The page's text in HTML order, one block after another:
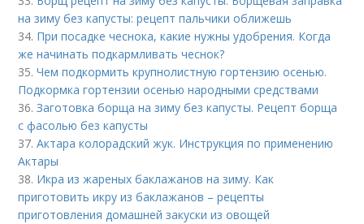
на зиму без капусты: рецепт пальчики оближешь
34. При посадке чеснока, какие нужны удобрения. Когда
же начинать подкармливать чеснок?
35.Чем подкормить крупнолистную гортензию осенью.
Подкормка гортензии осенью народными средствами
36.Заготовка борща на зиму без капусты. Рецепт борща
с фасолью без капусты
37.Актара колорадский жук. Инструкция по применению
Актары
38. Икра из жареных баклажанов на зиму. Как
приготовить икру из баклажанов – рецепты
приготовления домашней закуски из овощей